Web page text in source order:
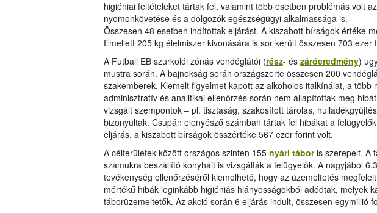
higiéniai feltételeket tártak fel, valamint több esetben problémás volt
nyomonkövetése és a dolgozók egészségügyi alkalmassága is.
Összesen 48 esetben indítottak eljárást. A kiszabott bírságok értéke
Emellett 205 kg élelmiszer kivonására is sor került összesen 703 ezer
A Futball EB szurkolói zónás vendéglátói (rész- és záróeredmény)
mustra során. A bajnokság során országszerte összesen 200
szakemberek. Kiemelt figyelmet kapott az alkoholos italkínálat, a több
adminisztratív és analitikai ellenőrzés során nem állapítottak meg
vizsgált szempontok ‒ pl. tisztaság, szakosított tárolás,
bizonyultak. Csupán elenyésző számban tártak fel hibákat a
eljárás, a kiszabott bírságok összértéke 567 ezer forint volt.
A célterületek között országos szinten 155 nyári táboris szerepelt. A
számukra beszállító konyháit is vizsgálták a felügyelők. A nagyjából
tevékenység ellenőrzéséről kiemelhető, hogy az üzemeltetés
mértékű hibák leginkább higiéniás hiányosságokból adódtak, melyek
táborüzemeltetők. Az akció során 6 eljárás indult, összesen egymillió